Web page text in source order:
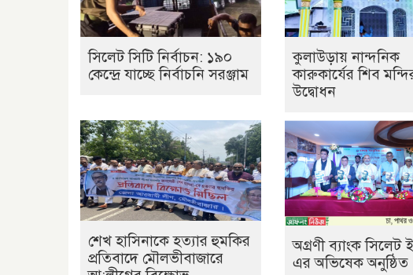
সিলেট সিটি নির্বাচন: ১৯০
কেন্দ্রে যাচ্ছে নির্বাচনি সরঞ্জাম
কুলাউড়ায় নান্দনিক
কারুকার্যের শিব
উদ্বোধন
শেখ হাসিনাকে হত্যার হুমকির
প্রতিবাদে মৌলভীবাজারে
অগ্রণী ব্যাংক সিলেট
এর অভিষেক অনুষ্ঠিত